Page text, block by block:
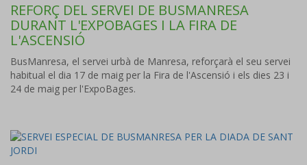
REFORÇ DEL SERVEI DE BUSMANRESA
DURANT L'EXPOBAGES I LA FIRA DE
L'ASCENSIÓ
BusManresa, el servei urbà de Manresa, reforçarà el seu servei
habitual el dia 17 de maig per la Fira de l'Ascensió i els dies 23 i
24 de maig per l'ExpoBages.